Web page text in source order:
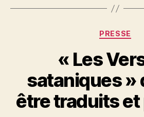
PRESSE
« Les
sataniques »
être traduits et
a
r
S